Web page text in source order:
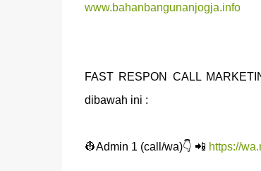
www.bahanbangunanjogja.info
FAST RESPON CALL
dibawah ini :
👷Admin 1 (call/wa)👇 📲 https://